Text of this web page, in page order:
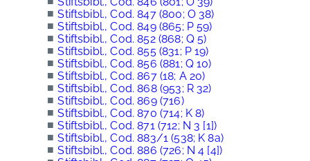
■ Stiftsbibl., Cod. 847 (800; O 38)
■ Stiftsbibl., Cod. 849 (865; P 59)
■ Stiftsbibl., Cod. 852 (868; Q 5)
■ Stiftsbibl., Cod. 855 (831; P 19)
■ Stiftsbibl., Cod. 856 (881; Q 10)
■ Stiftsbibl., Cod. 867 (18; A 20)
■ Stiftsbibl., Cod. 868 (953; R 32)
■ Stiftsbibl., Cod. 869 (716)
■ Stiftsbibl., Cod. 870 (714; K 8)
■ Stiftsbibl., Cod. 871 (712; N 3 [1])
■ Stiftsbibl., Cod. 883/1 (538; K 8a)
■ Stiftsbibl., Cod. 886 (726; N 4 [4])